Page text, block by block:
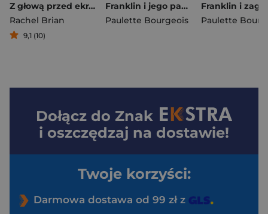
Z głową przed ekranem. Jak mądrze korzystać z telefonu i internetu
Rachel Brian
9,1 (10)
Franklin i jego paczka
Paulette Bourgeois
Paulette
Dołącz do Znak
i oszczędzaj na dostawie!
Twoje korzyści:
Darmowa dostawa od 99 zł z